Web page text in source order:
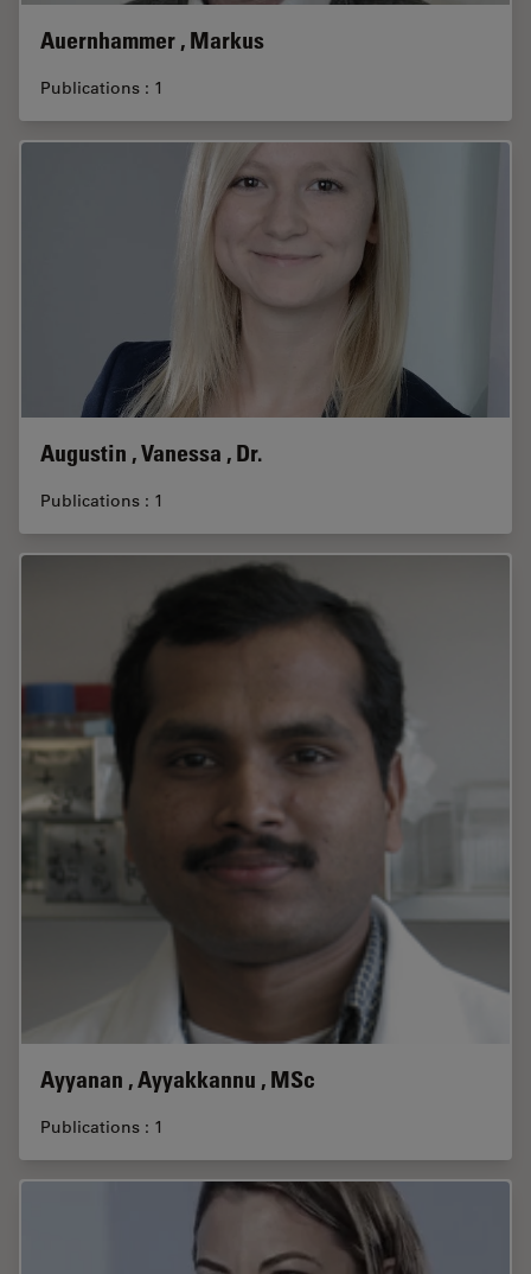
Auernhammer , Markus
Publications : 1
Augustin , Vanessa , Dr.
Publications : 1
Ayyanan , Ayyakkannu , MSc
Publications : 1